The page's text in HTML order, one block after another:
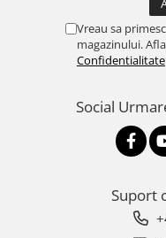
Vreau sa
magazinului.
Confidentialitate
Social
Suport